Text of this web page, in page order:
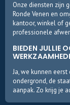
Onze diensten zijn
Ronde Venen en
kantoor, winkel of
professionele
BIEDEN JULLIE
Ja, we kunnen
ondergrond, de
aanpak. Zo krijg je